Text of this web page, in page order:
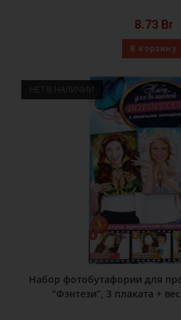
8.73 Br
В корзину
НЕТ В НАЛИЧИИ
Набор фотобутафории для
“Фэнтези”, 3 плаката +